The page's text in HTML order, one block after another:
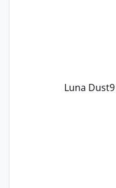
Luna Dust